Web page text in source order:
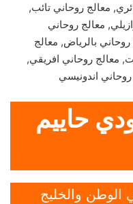
معالج روحاني تائب,
معالج روحاني
بالرياض, معالج
معالج روحاني افريقي,
روحاني اندونيسي
حاييم
الوطن والخليج